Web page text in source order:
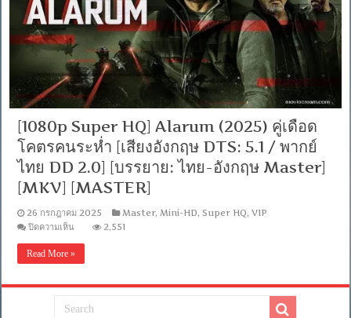
[1080p Super HQ] Alarum (2025) คู่เดือด
โคตรคนระห่ำ [เสียงอังกฤษ DTS: 5.1 / พากย์
ไทย DD 2.0] [บรรยาย: ไทย-อังกฤษ Master]
[MKV] [MASTER]
26 กรกฎาคม 2025 Master,Mini-HD,Super HQ,VIP
ปิดความเห็นบน
HQ]
(2025)
เดือด
2,551
Read More »